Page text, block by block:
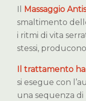
Il Massaggio
smaltimento
i ritmi di vita
stessi,
Il trattamento
si esegue con
una sequenza